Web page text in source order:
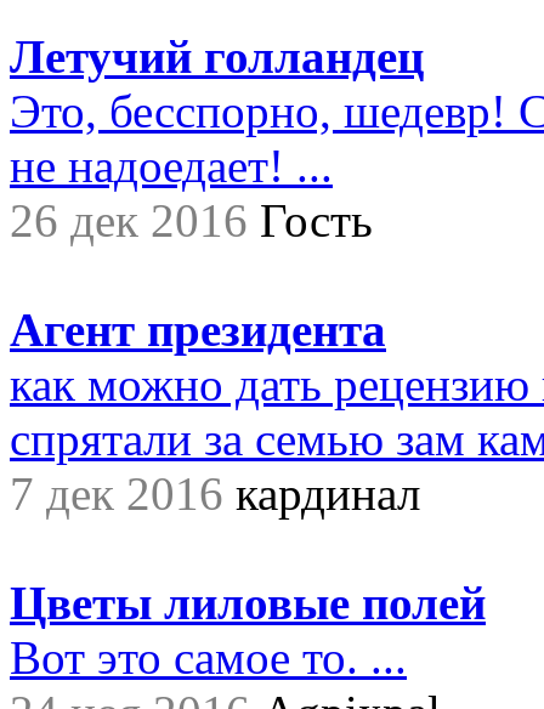
Летучий голландец
Это, бесспорно, шедевр!
не надоедает! ...
26 дек 2016 Гость
Агент президента
как можно дать
спрятали за семью зам
7 дек 2016 кардинал
Цветы лиловые полей
Вот это самое то. ...